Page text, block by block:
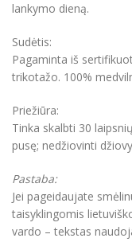
lankymo dieną.
Sudėtis:
Pagaminta iš
trikotažo. 100%
Priežiūra:
Tinka skalbti 30
pusę; nedžiovinti
Pastaba:
Jei pageidaujate
taisyklingomis
vardo – tekstas